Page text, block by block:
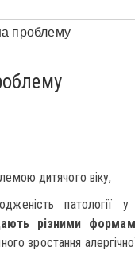
дитячого віку,
патології у
різними
зростання